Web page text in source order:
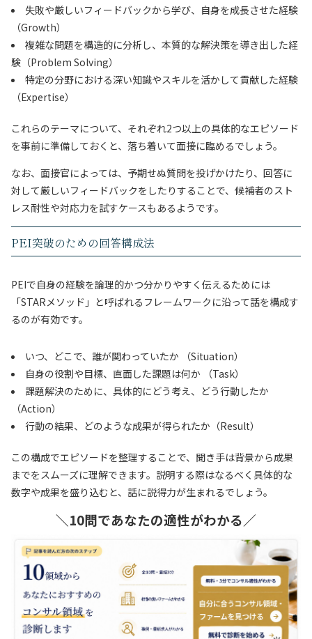
失敗や厳しいフィードバックから学び、自身を成長させた経験
（Growth）
複雑な問題を構造的に分析し、本質的な解決策を導き出した経
験（Problem Solving）
特定の分野における深い知識やスキルを活かして貢献した経験
（Expertise）
これらのテーマについて、それぞれ2つ以上の具体的なエピソード
を事前に準備しておくと、落ち着いて面接に臨めるでしょう。
なお、面接官によっては、予期せぬ質問を投げかけたり、回答に
対して厳しいフィードバックをしたりすることで、候補者のスト
レス耐性や対応力を試すケースもあるようです。
PEI突破のための回答構成法
PEIで自身の経験を論理的かつ分かりやすく伝えるためには
「STARメソッド」と呼ばれるフレームワークに沿って話を構成す
るのが有効です。
いつ、どこで、誰が関わっていたか （Situation）
自身の役割や目標、直面した課題は何か （Task）
課題解決のために、具体的にどう考え、どう行動したか
（Action）
行動の結果、どのような成果が得られたか（Result）
この構成でエピソードを整理することで、聞き手は背景から成果
までをスムーズに理解できます。説明する際はなるべく具体的な
数字や成果を盛り込むと、話に説得力が生まれるでしょう。
＼10問であなたの適性がわかる／